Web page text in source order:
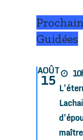
Guidées
AOÛT
15